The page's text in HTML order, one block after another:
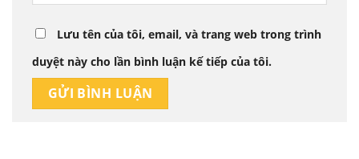
Lưu tên của tôi, email, và trang web trong trình
duyệt này cho lần bình luận kế tiếp của tôi.